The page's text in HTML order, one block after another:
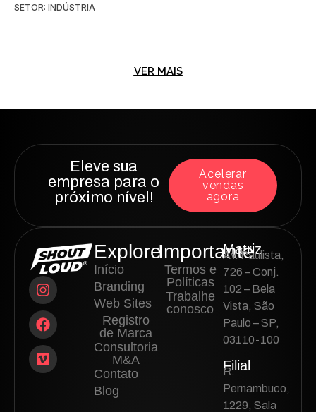
SETOR: INDÚSTRIA
VER MAIS
Eleve sua
empresa para o
próximo nível!
Acelerar
vendas
agora
Explore
Início
Branding
Web Sites
Registro
de Marca
Consultoria
M&A
Contato
Blog
Importante
Termos e
Políticas
Trabalhe
conosco
Matriz
Av. Paulista,
726 – Conj.
102 – Bela
Vista, São
Paulo – SP,
03110-100
Filial
R.
Pernambuco,
1229, Sala